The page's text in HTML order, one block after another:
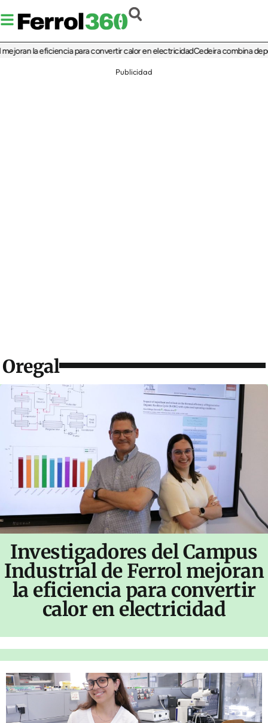
la eficiencia para convertir calor en electricidadCedeira combina deporte,
Publicidad
Oregal
Investigadores del Campus
Industrial de Ferrol mejoran
la eficiencia para convertir
calor en electricidad